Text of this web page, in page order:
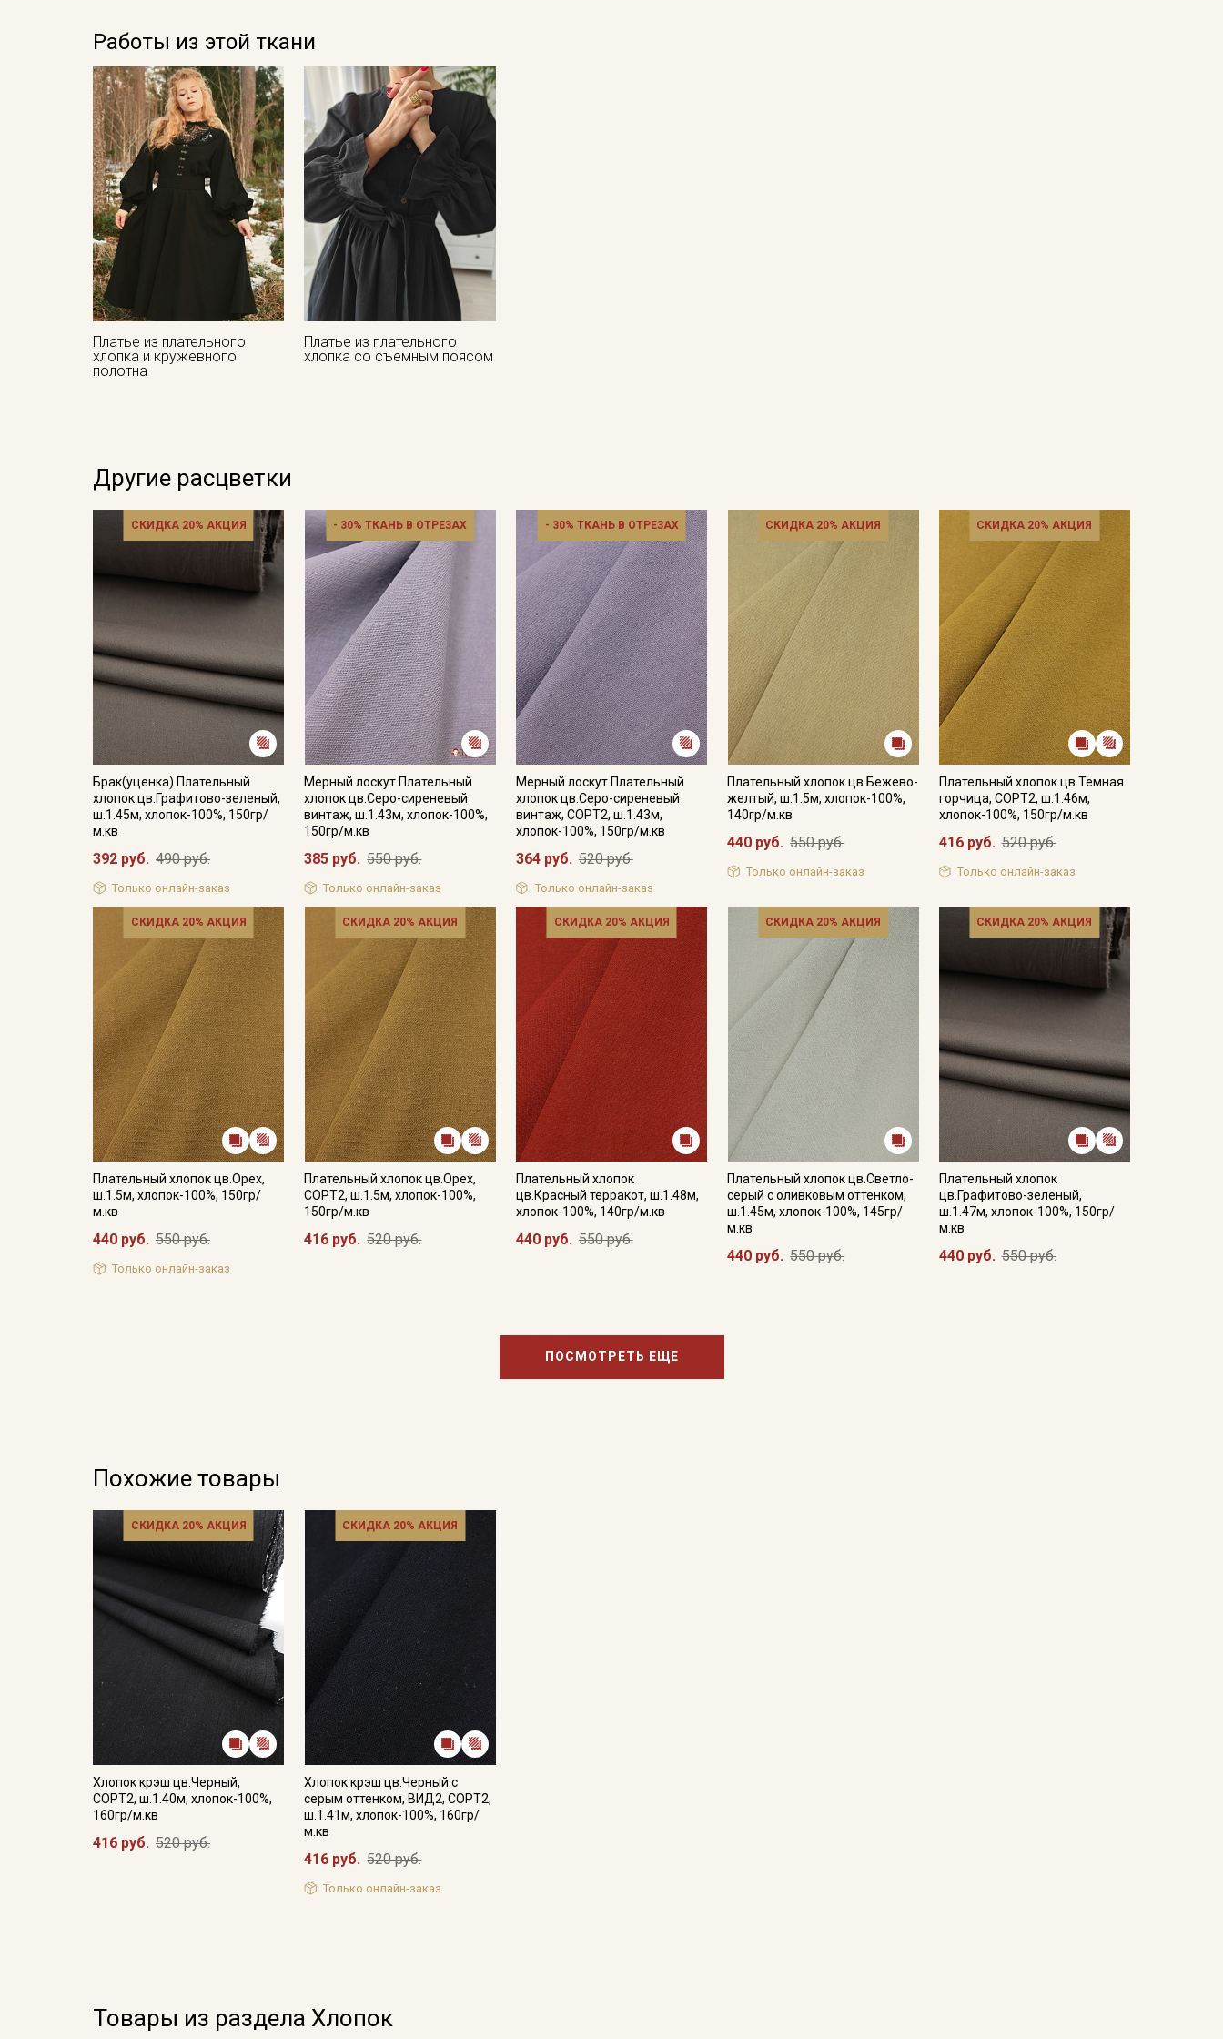
Работы из этой ткани
Платье из плательного
хлопка и кружевного
полотна
Платье из плательного
хлопка со съемным поясом
Другие расцветки
СКИДКА 20% АКЦИЯ
Брак(уценка) Плательный
хлопок цв.Графитово-зеленый,
ш.1.45м, хлопок-100%, 150гр/
м.кв
392 руб. 490 руб.
Только онлайн-заказ
- 30% ТКАНЬ В ОТРЕЗАХ
Мерный лоскут Плательный
хлопок цв.Серо-сиреневый
винтаж, ш.1.43м, хлопок-100%,
150гр/м.кв
385 руб. 550 руб.
Только онлайн-заказ
- 30% ТКАНЬ В ОТРЕЗАХ
Мерный лоскут Плательный
хлопок цв.Серо-сиреневый
винтаж, СОРТ2, ш.1.43м,
хлопок-100%, 150гр/м.кв
364 руб. 520 руб.
Только онлайн-заказ
СКИДКА 20% АКЦИЯ
Плательный хлопок цв.Бежево-
желтый, ш.1.5м, хлопок-100%,
140гр/м.кв
440 руб. 550 руб.
Только онлайн-заказ
СКИДКА 20% АКЦИЯ
Плательный хлопок цв.Темная
горчица, СОРТ2, ш.1.46м,
хлопок-100%, 150гр/м.кв
416 руб. 520 руб.
Только онлайн-заказ
СКИДКА 20% АКЦИЯ
Плательный хлопок цв.Орех,
ш.1.5м, хлопок-100%, 150гр/
м.кв
440 руб. 550 руб.
Только онлайн-заказ
СКИДКА 20% АКЦИЯ
Плательный хлопок цв.Орех,
СОРТ2, ш.1.5м, хлопок-100%,
150гр/м.кв
416 руб. 520 руб.
СКИДКА 20% АКЦИЯ
Плательный хлопок
цв.Красный терракот, ш.1.48м,
хлопок-100%, 140гр/м.кв
440 руб. 550 руб.
СКИДКА 20% АКЦИЯ
Плательный хлопок цв.Светло-
серый с оливковым оттенком,
ш.1.45м, хлопок-100%, 145гр/
м.кв
440 руб. 550 руб.
СКИДКА 20% АКЦИЯ
Плательный хлопок
цв.Графитово-зеленый,
ш.1.47м, хлопок-100%, 150гр/
м.кв
440 руб. 550 руб.
ПОСМОТРЕТЬ ЕЩЕ
Похожие товары
СКИДКА 20% АКЦИЯ
Хлопок крэш цв.Черный,
СОРТ2, ш.1.40м, хлопок-100%,
160гр/м.кв
416 руб. 520 руб.
СКИДКА 20% АКЦИЯ
Хлопок крэш цв.Черный с
серым оттенком, ВИД2, СОРТ2,
ш.1.41м, хлопок-100%, 160гр/
м.кв
416 руб. 520 руб.
Только онлайн-заказ
Товары из раздела Хлопок
Секретная рассылка от
Купава
Мы публикуем здесь дополнительные
промокоды и скидки до 30% на узкие
категории тканей
Электронная почта
Подписаться
Ознакомлен(а) с
Политикой обработки персональных
данных
Согласие на обработку персональных
данных
ДаюСогласие на получение рекламных и
информационных рассылок